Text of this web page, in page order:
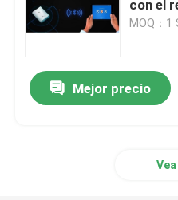
Holter Monitor Software
ECG Holter Recorder
con el
MOQ：
Mejor precio